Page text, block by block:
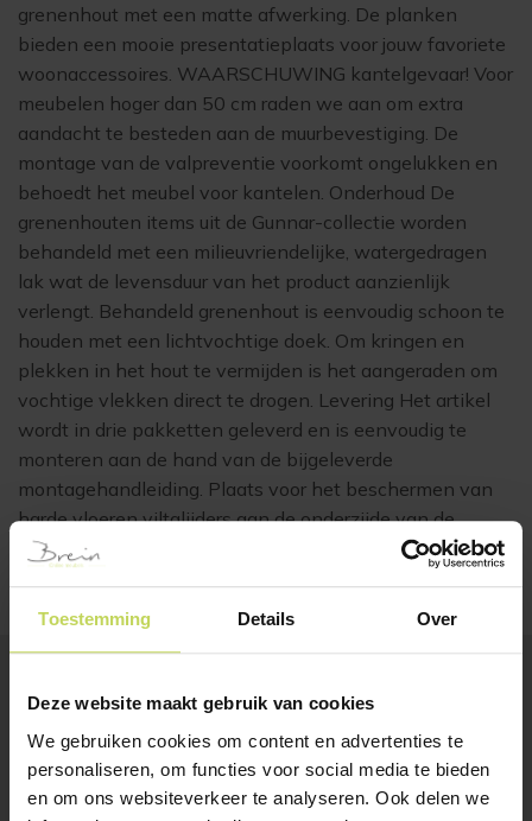
Toestemming Details Over
Deze website maakt gebruik van cookies
We gebruiken cookies om content en advertenties te
personaliseren, om functies voor social media te bieden
en om ons websiteverkeer te analyseren. Ook delen we
grenenhout met een matte afwerking. De planken
bieden een mooie presentatieplaats voor jouw favoriete
woonaccessoires. WAARSCHUWING kantelgevaar! Voor
meubelen hoger dan 50 cm raden we aan om extra
aandacht te besteden aan de muurbevestiging. De
montage van de valpreventie voorkomt ongelukken en
behoedt het meubel voor kantelen. Onderhoud De
grenenhouten items uit de Gunnar-collectie worden
behandeld met een milieuvriendelijke, watergedragen
lak wat de levensduur van het product aanzienlijk
verlengt. Behandeld grenenhout is eenvoudig schoon te
houden met een lichtvochtige doek. Om kringen en
plekken in het hout te vermijden is het aangeraden om
vochtige vlekken direct te drogen. Levering Het artikel
wordt in drie pakketten geleverd en is eenvoudig te
monteren aan de hand van de bijgeleverde
montagehandleiding. Plaats voor het beschermen van
harde vloeren viltglijders aan de onderzijde van de
poten. LET OP, dit is een bouwpakket!
Klanten bekeken ook